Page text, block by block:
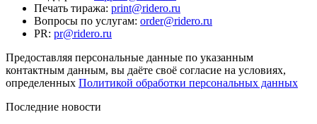
Печать тиража: print@ridero.ru
Вопросы по услугам: order@ridero.ru
PR: pr@ridero.ru
Предоставляя персональные данные по указанным
контактным данным, вы даёте своё согласие на условиях,
определенных Политикой обработки персональных данных
Последние новости